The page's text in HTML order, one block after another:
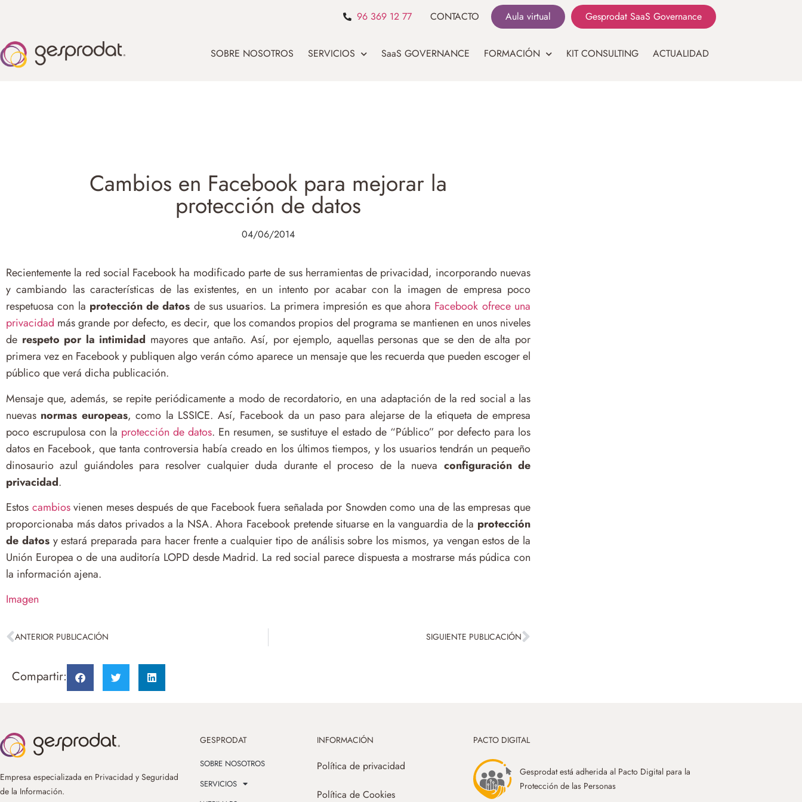
96 369 12 77 CONTACTO Aula virtual Gesprodat SaaS Governance
SOBRE NOSOTROS SERVICIOS SaaS GOVERNANCE FORMACIÓN KIT CONSULTING ACTUALIDAD
Cambios en Facebook para mejorar la
protección de datos
04/06/2014
Recientemente la red social Facebook ha modificado parte de sus herramientas de privacidad, incorporando nuevas
y cambiando las características de las existentes, en un intento por acabar con la imagen de empresa poco
respetuosa con la protección de datos de sus usuarios. La primera impresión es que ahora Facebook ofrece una
privacidad más grande por defecto, es decir, que los comandos propios del programa se mantienen en unos niveles
de respeto por la intimidad mayores que antaño. Así, por ejemplo, aquellas personas que se den de alta por
primera vez en Facebook y publiquen algo verán cómo aparece un mensaje que les recuerda que pueden escoger el
público que verá dicha publicación.
Mensaje que, además, se repite periódicamente a modo de recordatorio, en una adaptación de la red social a las
nuevas normas europeas, como la LSSICE. Así, Facebook da un paso para alejarse de la etiqueta de empresa
poco escrupulosa con la protección de datos. En resumen, se sustituye el estado de “Público” por defecto para los
datos en Facebook, que tanta controversia había creado en los últimos tiempos, y los usuarios tendrán un pequeño
dinosaurio azul guiándoles para resolver cualquier duda durante el proceso de la nueva configuración de
privacidad.
Estos cambiosvienen meses después de que Facebook fuera señalada por Snowden como una de las empresas que
proporcionaba más datos privados a la NSA. Ahora Facebook pretende situarse en la vanguardia de la protección
de datosy estará preparada para hacer frente a cualquier tipo de análisis sobre los mismos, ya vengan estos de la
Unión Europea o de una auditoría LOPD desde Madrid. La red social parece dispuesta a mostrarse más púdica con
la información ajena.
Imagen
ANTERIOR PUBLICACIÓN SIGUIENTE PUBLICACIÓN
Compartir:
Empresa especializada en Privacidad y Seguridad
de la Información.
GESPRODAT
SOBRE NOSOTROS
SERVICIOS
INFORMACIÓN
Política de privacidad
Política de Cookies
PACTO DIGITAL
Gesprodat está adherida al Pacto Digital para la
Protección de las Personas